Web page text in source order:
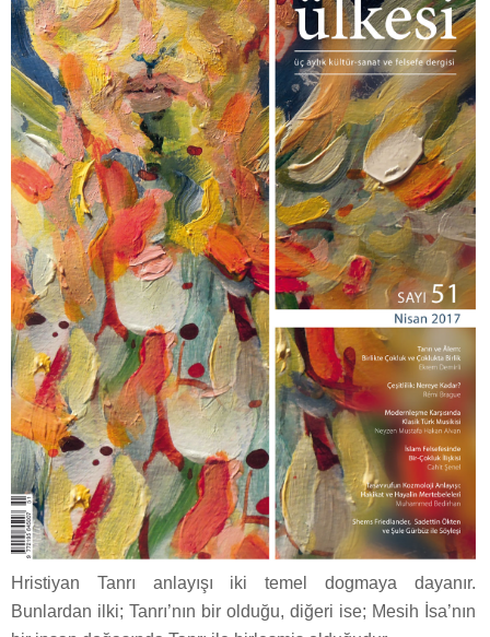
Hristiyan Tanrı anlayışı iki temel dogmaya dayanır.
Bunlardan ilki; Tanrı’nın bir olduğu, diğeri ise; Mesih İsa’nın